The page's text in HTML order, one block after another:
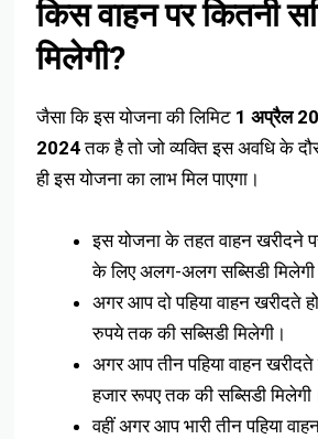
किस वाहन पर कितनी
मिलेगी?
जैसा कि इस योजना की लिमिट 1 अप्रैल
2024तक है तो जो व्यक्ति इस अवधि के
ही इस योजना का लाभ मिल पाएगा।
इस योजना के तहत वाहन खरीदने
के लिए अलग-अलग सब्सिडी
अगर आप दो पहिया वाहन खरीदते
रुपये तक की सब्सिडी मिलेगी।
अगर आप तीन पहिया वाहन
हजार रूपए तक की सब्सिडी
वहीं अगर आप भारी तीन पहिया